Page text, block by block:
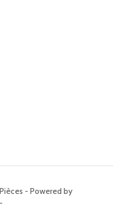
- Powered by